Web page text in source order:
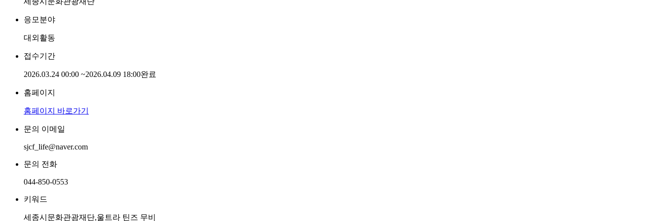
응모분야
대외활동
접수기간
2026.03.24 00:00 ~2026.04.09 18:00완료
홈페이지
홈페이지 바로가기
문의 이메일
sjcf_life@naver.com
문의 전화
044-850-0553
키워드
세종시문화관광재단,울트라 틴즈 무비